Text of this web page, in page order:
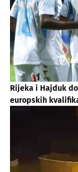
Rijeka i Hajduk
europskih